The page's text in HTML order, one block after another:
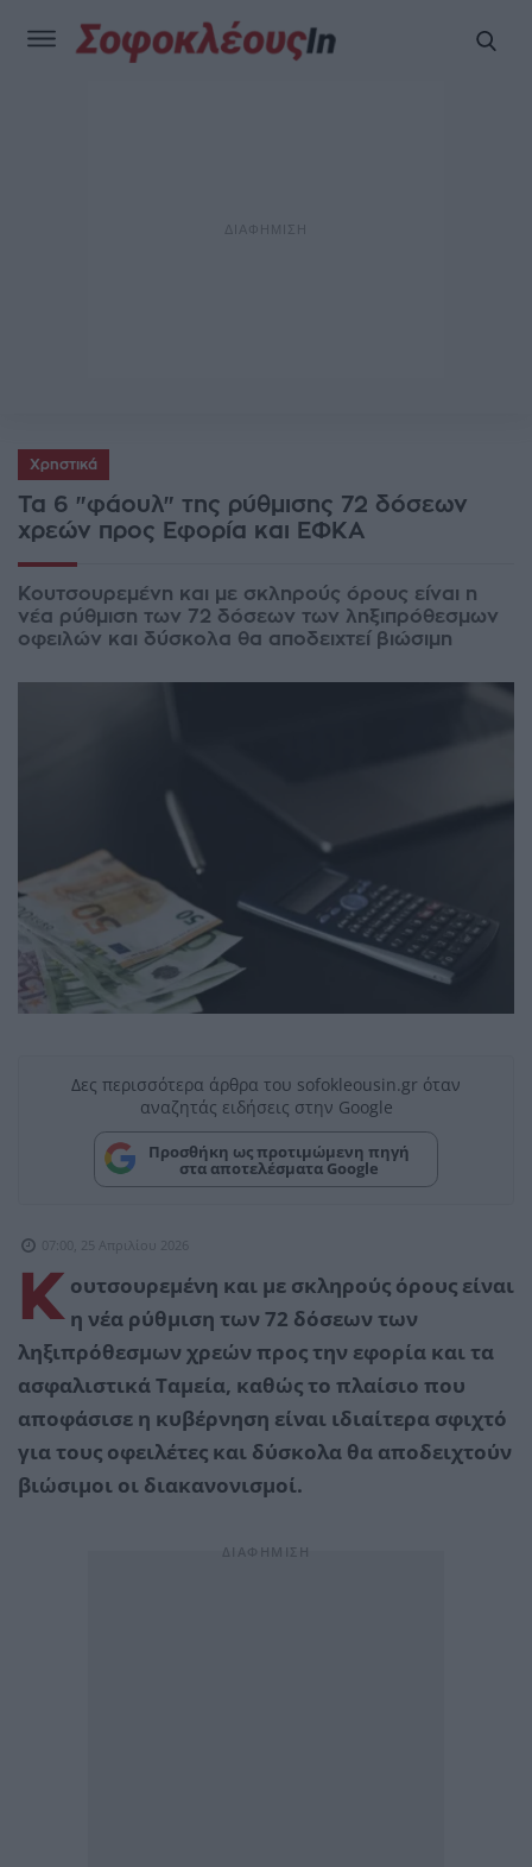
Χρηστικά
Τα 6 "φάουλ" της ρύθμισης 72 δόσεων
χρεών προς Εφορία και ΕΦΚΑ
Κουτσουρεμένη και με σκληρούς όρους είναι η
νέα ρύθμιση των 72 δόσεων των ληξιπρόθεσμων
οφειλών και δύσκολα θα αποδειχτεί βιώσιμη
Δες περισσότερα άρθρα του sofokleousin.gr όταν
αναζητάς ειδήσεις στην Google
Προσθήκη ως προτιμώμενη πηγή
στα αποτελέσματα Google
07:00, 25 Απριλίου 2026
Κ ουτσουρεμένη και με σκληρούς όρους είναι
η νέα ρύθμιση των 72 δόσεων των
ληξιπρόθεσμων χρεών προς την εφορία και τα
ασφαλιστικά Ταμεία, καθώς το πλαίσιο που
αποφάσισε η κυβέρνηση είναι ιδιαίτερα σφιχτό
για τους οφειλέτες και δύσκολα θα αποδειχτούν
βιώσιμοι οι διακανονισμοί.